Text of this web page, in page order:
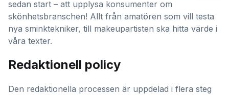
sedan start – att upplysa konsumenter om
skönhetsbranschen! Allt från amatören som vill testa
nya sminktekniker, till makeupartisten ska hitta värde i
våra texter.
Redaktionell policy
Den redaktionella processen är uppdelad i flera steg